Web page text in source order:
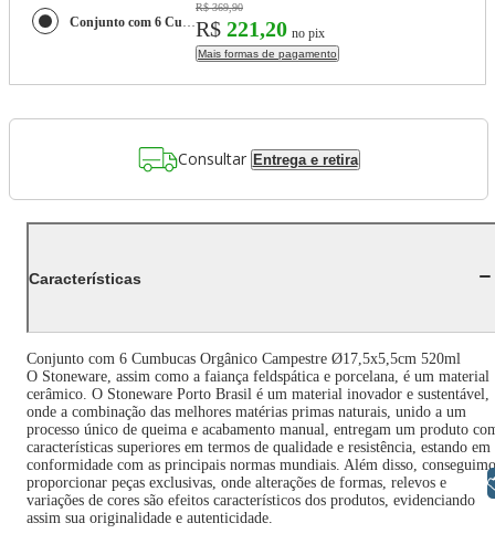
Conjunto com 6 Cumbucas Orgânico Campestre Ø17,5x5,5cm 520ml
R$ 369,90
R$ 221,20 no pix
Mais formas de pagamento
Consultar Entrega e retira
Características
Conjunto com 6 Cumbucas Orgânico Campestre Ø17,5x5,5cm 520ml
O Stoneware, assim como a faiança feldspática e porcelana, é um material
cerâmico. O Stoneware Porto Brasil é um material inovador e sustentável,
onde a combinação das melhores matérias primas naturais, unido a um
processo único de queima e acabamento manual, entregam um produto
características superiores em termos de qualidade e resistência, estando em
conformidade com as principais normas mundiais. Além disso,
proporcionar peças exclusivas, onde alterações de formas, relevos e
variações de cores são efeitos característicos dos produtos, evidenciando
assim sua originalidade e autenticidade.
Libras